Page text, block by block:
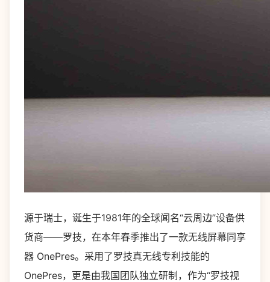
源于瑞士，诞生于1981年的全球闻名“云周边”设备供
货商——罗技，在本年春季推出了一款无线屏幕同享
器 OnePres。采用了罗技真无线专利技能的
OnePres，更是由我国团队独立研制，作为“罗技视